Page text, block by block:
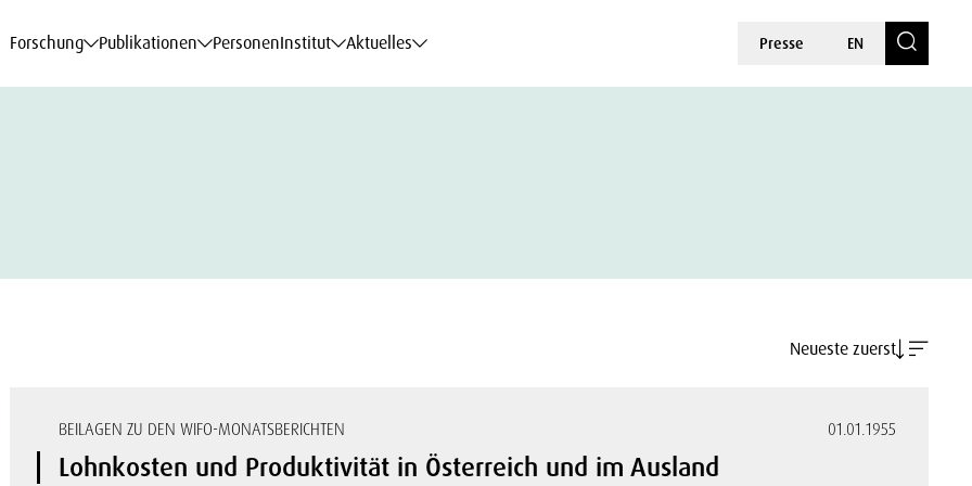
Forschung Publikationen PersonenInstitut Aktuelles Presse EN
Neueste zuerst
BEILAGEN ZU DEN WIFO-MONATSBERICHTEN 01.01.1955
Lohnkosten und Produktivität in Österreich und im Ausland